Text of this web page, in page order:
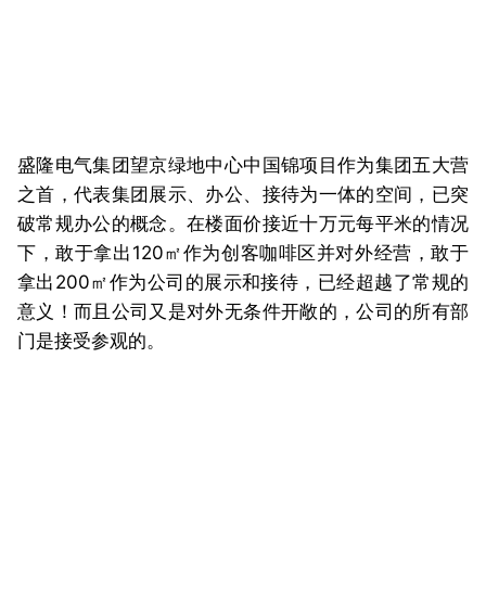
盛隆电气集团望京绿地中心中国锦项目作为集团五大营
之首，代表集团展示、办公、接待为一体的空间，已突
破常规办公的概念。在楼面价接近十万元每平米的情况
下，敢于拿出120㎡作为创客咖啡区并对外经营，敢于
拿出200㎡作为公司的展示和接待，已经超越了常规的
意义！而且公司又是对外无条件开敞的，公司的所有部
门是接受参观的。